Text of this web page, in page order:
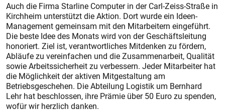
Auch die Firma Starline Computer in der Carl-Zeiss-Straße in
Kirchheim unterstützt die Aktion. Dort wurde ein Ideen-
Management gemeinsam mit den Mitarbeitern eingeführt.
Die beste Idee des Monats wird von der Geschäftsleitung
honoriert. Ziel ist, verantwortliches Mitdenken zu fördern,
Abläufe zu vereinfachen und die Zusammenarbeit, Qualität
sowie Arbeitssicherheit zu verbessern. Jeder Mitarbeiter hat
die Möglichkeit der aktiven Mitgestaltung am
Betriebsgeschehen. Die Abteilung Logistik um Bernhard
Lehr hat beschlossen, ihre Prämie über 50 Euro zu spenden,
wofür wir herzlich danken.